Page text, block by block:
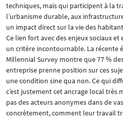
techniques, mais qui participent à la
l’urbanisme durable, aux
un impact direct sur la vie des
Ce lien fort avec des enjeux sociaux
un critère incontournable. La récente
Millennial Survey montre que 77 %
entreprise prenne position sur ces
une condition sine qua non. Ce qui
c’est justement cet ancrage local très
pas des acteurs anonymes dans de
concrètement, comment leur travail